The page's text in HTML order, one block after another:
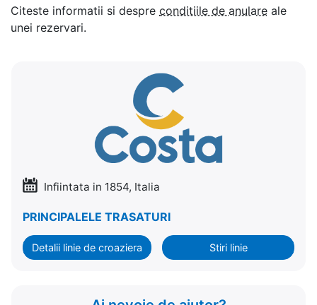
Citeste informatii si despre conditiile de anulare ale
unei rezervari.
Infiintata in 1854, Italia
PRINCIPALELE TRASATURI
Detalii linie de croaziera Stiri linie